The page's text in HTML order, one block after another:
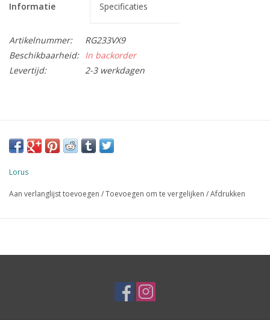
Informatie Specificaties
Artikelnummer:
RG233VX9
Beschikbaarheid: In backorder
Levertijd:
2-3 werkdagen
Lorus
Aan verlanglijst toevoegen /Toevoegen om te vergelijken /Afdrukken